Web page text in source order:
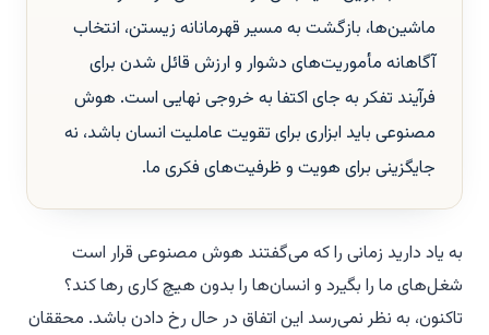
ماشین‌ها، بازگشت به مسیر قهرمانانه زیستن، انتخاب
آگاهانه مأموریت‌های دشوار و ارزش قائل شدن برای
فرآیند تفکر به جای اکتفا به خروجی نهایی است. هوش
مصنوعی باید ابزاری برای تقویت عاملیت انسان باشد، نه
جایگزینی برای هویت و ظرفیت‌های فکری ما.
به یاد دارید زمانی را که می‌گفتند هوش مصنوعی قرار است
شغل‌های ما را بگیرد و انسان‌ها را بدون هیچ کاری رها کند؟
تاکنون، به نظر نمی‌رسد این اتفاق در حال رخ دادن باشد. محققان